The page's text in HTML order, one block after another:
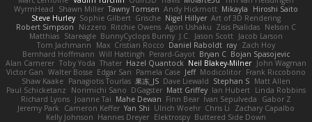
WyrmHead
Shawn Miller Tawny Tomsen Andy Hickmott Mikayla
Hiroshi Saito
Steve Hurley Sophie Gilbert Grische Nigel Hillyer Art of 3D Rendering
Robert Simpson
Nizzero Ritchie Owens Agon Ushaku Zisis Psalidas Nelson C
Matthias Stareagle BunnyCyclops Bunny J.C. Jason Scott Jacob Larson
Tom Jachmann
Max Cristian Rocco Daniel Raboldt ray Zach Hoy
Bernhard Hoffmann Will Hattingh Perard-Gayot Bryan C Bojan Spasojevic
Alan Camerer Toby Yoda Thater Hazel Quantock Neil Blakey-Milner John Wagman
Victor Gan Walter Bosse Edgar San Pamela Case Jeff Modicolitor Frank Riccobono
Shaw Kaake Panagiotis Tourlas 果冻_JS Dave Liewald Stephan S Matt Allen
Paul Schicketanz
Norimichi Sano DGagster Matt Griffey Ian Hubert Linda Robbins
Richard Lyons Joanne Tai Mahe Dewan Finn Bear Ivan Sepulveda
Gabor Z
Jeremy Park
Cameron Keffer Yan Shi Ulrich Woehr Chris Li
Zachary Capalbo
Kelly Johnson Hannes Dreyer Elektrospy Buttered Side Down